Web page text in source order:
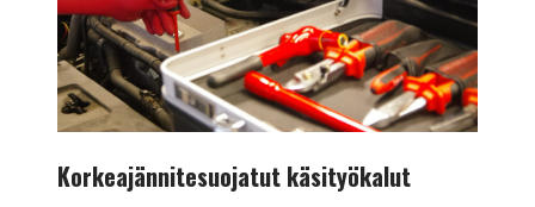
Korkeajännitesuojatut käsityökalut